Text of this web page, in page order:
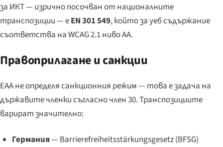
за ИКТ — изрично посочван от националните
транспозиции — еEN 301 549, който за уеб съдържание
съответства на WCAG 2.1 ниво AA.
Правоприлагане и санкции
EAA не определя санкционния режим — това е задача на
държавите членки съгласно член 30. Транспозициите
варират значително:
Германия— Barrierefreiheitsstärkungsgesetz(BFSG)